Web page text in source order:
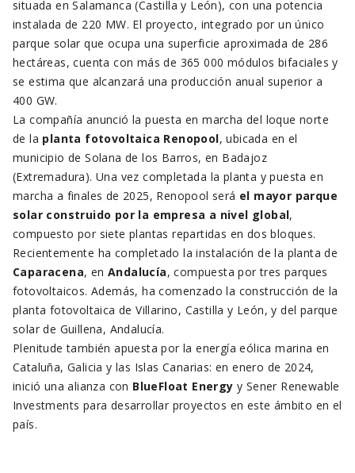
situada en Salamanca (Castilla y León), con una potencia
instalada de 220 MW. El proyecto, integrado por un único
parque solar que ocupa una superficie aproximada de 286
hectáreas, cuenta con más de 365 000 módulos bifaciales y
se estima que alcanzará una producción anual superior a
400 GW.
La compañía anunció la puesta en marcha del loque norte
de la planta fotovoltaica Renopool, ubicada en el
municipio de Solana de los Barros, en Badajoz
(Extremadura). Una vez completada la planta y puesta en
marcha a finales de 2025, Renopool será el mayor parque
solar construido por la empresa a nivel global,
compuesto por siete plantas repartidas en dos bloques.
Recientemente ha completado la instalación de la planta de
Caparacena, en Andalucía, compuesta por tres parques
fotovoltaicos. Además, ha comenzado la construcción de la
planta fotovoltaica de Villarino, Castilla y León, y del parque
solar de Guillena, Andalucía.
Plenitude también apuesta por la energía eólica marina en
Cataluña, Galicia y las Islas Canarias: en enero de 2024,
inició una alianza con BlueFloat Energy y Sener Renewable
Investments para desarrollar proyectos en este ámbito en el
país.